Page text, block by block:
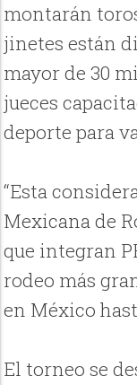
montarán
jinetes están
mayor de 30
jueces
deporte para
“Esta
Mexicana de
que integran
rodeo más
en México
El torneo se